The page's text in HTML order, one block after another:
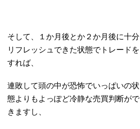
そして、１か月後とか２か月後に十分
リフレッシュできた状態でトレードを
すれば、
連敗して頭の中が恐怖でいっぱいの状
態よりもよっぽど冷静な売買判断がで
きますし、